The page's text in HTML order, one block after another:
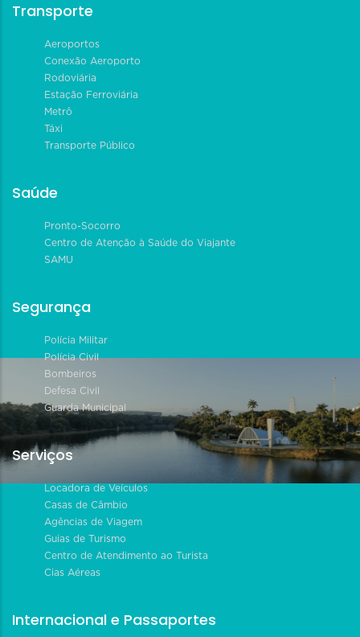
Transporte
Aeroportos
Conexão Aeroporto
Rodoviária
Estação Ferroviária
Metrô
Táxi
Transporte Público
Saúde
Pronto-Socorro
Centro de Atenção à Saúde do Viajante
SAMU
Segurança
Polícia Militar
Polícia Civil
Bombeiros
Defesa Civil
Guarda Municipal
Serviços
Locadora de Veículos
Casas de Câmbio
Agências de Viagem
Guias de Turismo
Centro de Atendimento ao Turista
Cias Aéreas
Internacional e Passaportes